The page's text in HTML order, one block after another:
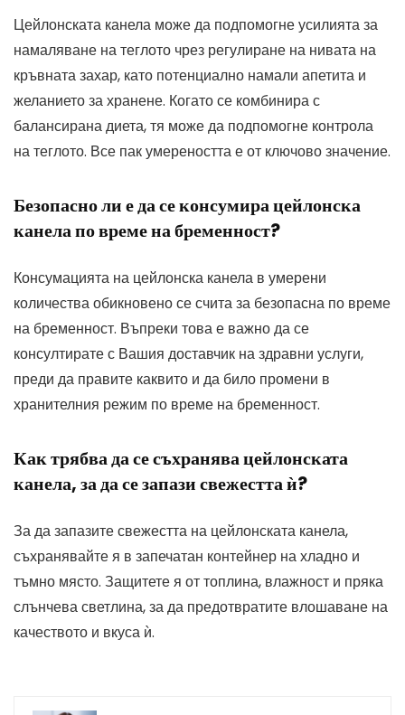
Цейлонската канела може да подпомогне усилията за
намаляване на теглото чрез регулиране на нивата на
кръвната захар, като потенциално намали апетита и
желанието за хранене. Когато се комбинира с
балансирана диета, тя може да подпомогне контрола
на теглото. Все пак умереността е от ключово значение.
Безопасно ли е да се консумира цейлонска
канела по време на бременност?
Консумацията на цейлонска канела в умерени
количества обикновено се счита за безопасна по време
на бременност. Въпреки това е важно да се
консултирате с Вашия доставчик на здравни услуги,
преди да правите каквито и да било промени в
хранителния режим по време на бременност.
Как трябва да се съхранява цейлонската
канела, за да се запази свежестта ѝ?
За да запазите свежестта на цейлонската канела,
съхранявайте я в запечатан контейнер на хладно и
тъмно място. Защитете я от топлина, влажност и пряка
слънчева светлина, за да предотвратите влошаване на
качеството и вкуса ѝ.